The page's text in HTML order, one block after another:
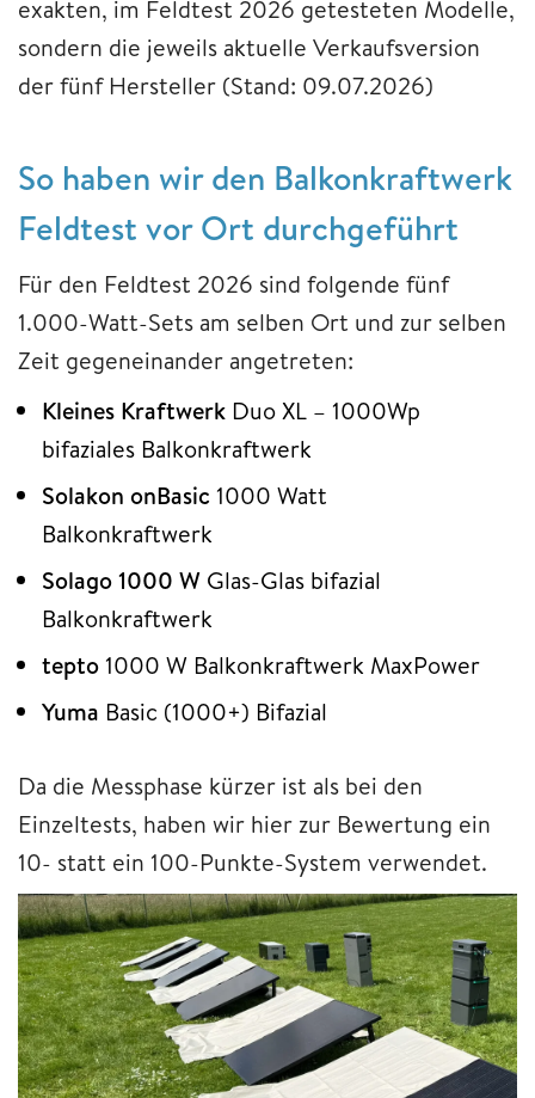
exakten, im Feldtest 2026 getesteten Modelle,
sondern die jeweils aktuelle Verkaufsversion
der fünf Hersteller (Stand: 09.07.2026)
So haben wir den Balkonkraftwerk
Feldtest vor Ort durchgeführt
Für den Feldtest 2026 sind folgende fünf
1.000-Watt-Sets am selben Ort und zur selben
Zeit gegeneinander angetreten:
Kleines Kraftwerk Duo XL – 1000Wp
bifaziales Balkonkraftwerk
Solakon onBasic 1000 Watt
Balkonkraftwerk
Solago 1000 W Glas-Glas bifazial
Balkonkraftwerk
tepto 1000 W Balkonkraftwerk MaxPower
Yuma Basic (1000+) Bifazial
Da die Messphase kürzer ist als bei den
Einzeltests, haben wir hier zur Bewertung ein
10- statt ein 100-Punkte-System verwendet.